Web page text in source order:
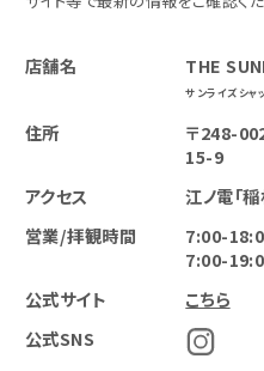
店舗名 THE
サンライズシャ
住所
〒248-
15-9
アクセス
江ノ電「
営業/拝観時間
7:00-
7:00-
公式サイト
こちら
公式SNS